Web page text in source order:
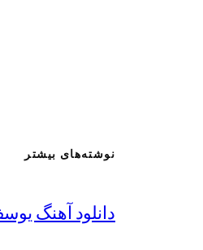
نوشته‌های بیشتر
دانلود آهنگ